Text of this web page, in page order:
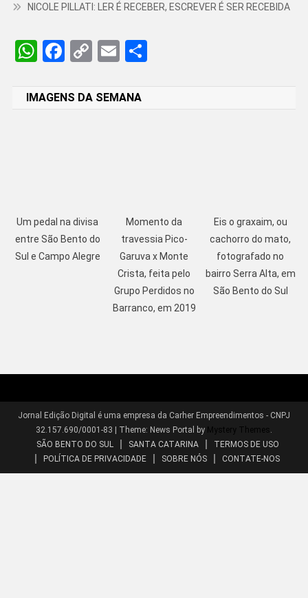
NICOLE PILLATI: LER É RECEBER, ESCREVER É SER RECEBIDA
WhatsApp
Facebook
CopyEmailShare
IMAGENS DA SEMANA
Um pedal na divisa
entre São Bento do
Sul e Campo Alegre
Momento da
travessia Pico-
Garuva x Monte
Crista, feita pelo
Grupo Perdidos no
Barranco, em 2019
Eis o graxaim, ou
cachorro do mato,
fotografado no
bairro Serra Alta, em
São Bento do Sul
Jornal Edição Digital é uma empresa da Carher Empreendimentos - CNPJ
32.157.690/0001-83 | Theme: News Portal by Mystery Themes .
SÃO BENTO DO SUL
SANTA CATARINA
TERMOS DE USO
POLÍTICA DE PRIVACIDADE
SOBRE NÓS CONTATE-NOS